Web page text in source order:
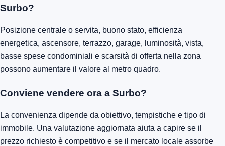
Surbo?
Posizione centrale o servita, buono stato, efficienza
energetica, ascensore, terrazzo, garage, luminosità, vista,
basse spese condominiali e scarsità di offerta nella zona
possono aumentare il valore al metro quadro.
Conviene vendere ora a Surbo?
La convenienza dipende da obiettivo, tempistiche e tipo di
immobile. Una valutazione aggiornata aiuta a capire se il
prezzo richiesto è competitivo e se il mercato locale assorbe